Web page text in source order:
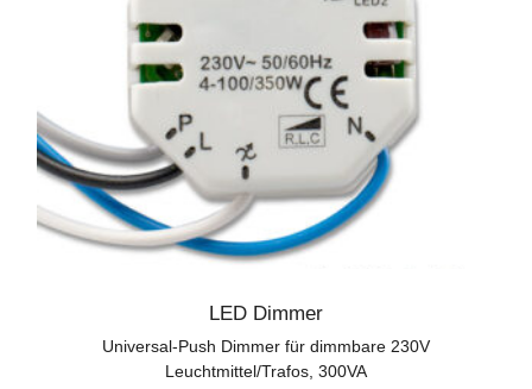
LED Dimmer
Universal-Push Dimmer für dimmbare 230V
Leuchtmittel/Trafos, 300VA